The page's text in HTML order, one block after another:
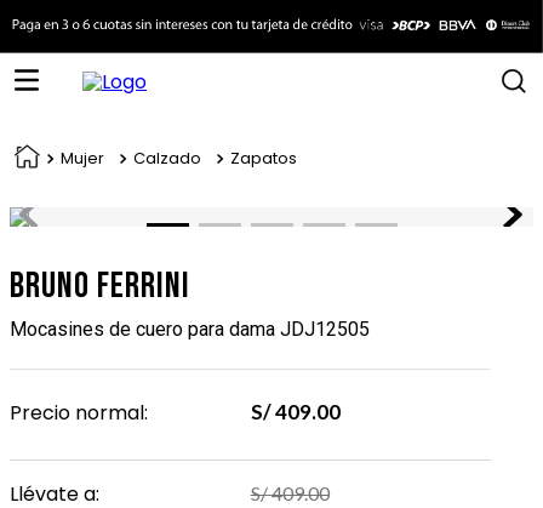
Mujer Calzado Zapatos
Bruno Ferrini
Mocasines de cuero para dama JDJ12505
Precio normal: S/409.00
Llévate a: S/409.00